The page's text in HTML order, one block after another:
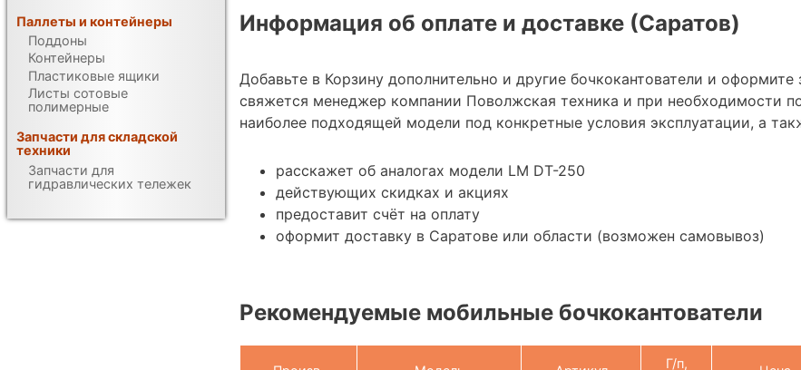
Информация об оплате и доставке (Саратов)
Добавьте в Корзину дополнительно и другие бочкокантователи и
свяжется менеджер компании Поволжская техника и при необходимости
наиболее подходящей модели под конкретные условия эксплуатации, а
расскажет об аналогах модели LM DT-250
действующих скидках и акциях
предоставит счёт на оплату
оформит доставку в Саратове или области (возможен самовывоз)
Рекомендуемые мобильные бочкокантователи
Г/п,
Паллеты и контейнеры
Поддоны
Контейнеры
Пластиковые ящики
Листы сотовые
полимерные
Запчасти для складской
техники
Запчасти для
гидравлических тележек